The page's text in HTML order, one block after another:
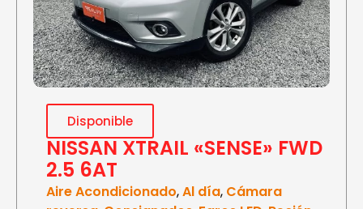
Disponible
NISSAN XTRAIL «SENSE» FWD
2.5 6AT
Aire Acondicionado,Al día, Cámara